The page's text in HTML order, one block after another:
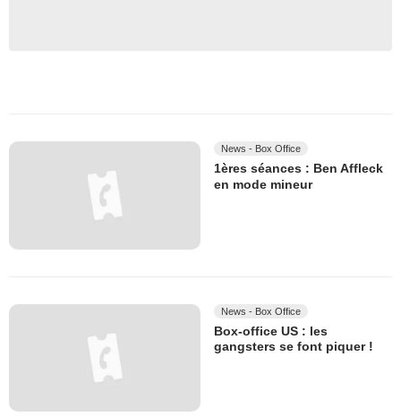
News - Box Office
1ères séances : Ben Affleck
en mode mineur
News - Box Office
Box-office US : les
gangsters se font piquer !